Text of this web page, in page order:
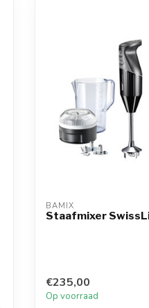
BAMIX
Staafmixer
€235,00
Op voorraad